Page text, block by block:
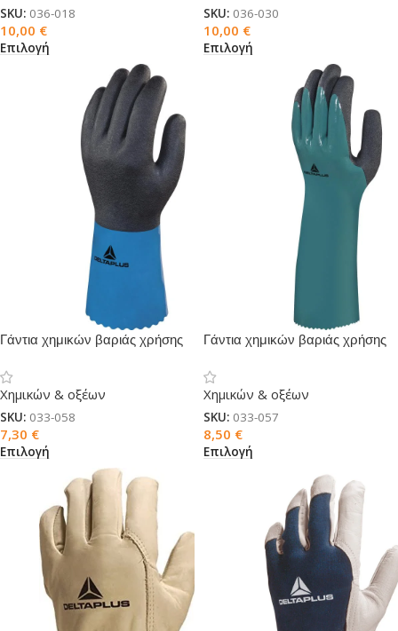
SKU: 036-018
10,00 €
Επιλογή
SKU: 036-030
10,00 €
Επιλογή
Γάντια χημικών βαριάς χρήσης
Χημικών & οξέων
SKU: 033-058
7,30 €
Επιλογή
Γάντια χημικών βαριάς χρήσης
Χημικών & οξέων
SKU: 033-057
8,50 €
Επιλογή